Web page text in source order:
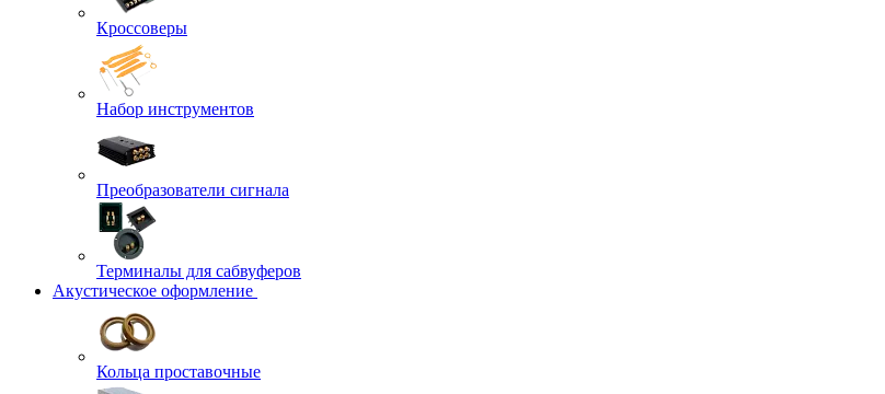
Кроссоверы
Набор инструментов
Преобразователи сигнала
Терминалы для сабвуферов
Акустическое оформление
Кольца проставочные